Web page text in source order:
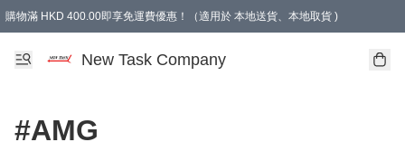
購物滿 HKD 400.00即享免運費優惠！（適用於 本地送貨、本地取貨 )
New Task Company
#AMG